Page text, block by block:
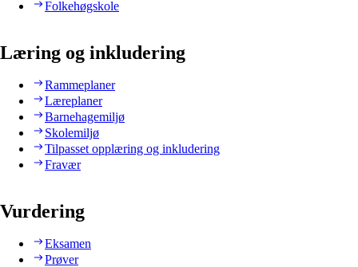
Folkehøgskole
Læring og inkludering
Rammeplaner
Læreplaner
Barnehagemiljø
Skolemiljø
Tilpasset opplæring og inkludering
Fravær
Vurdering
Eksamen
Prøver